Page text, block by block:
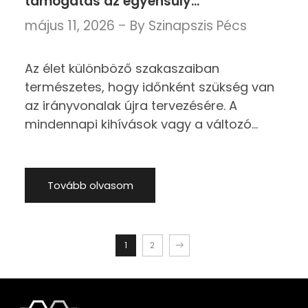
megteremtésében
május 11, 2026 By Szinapszis Pécs
Az élet különböző szakaszaiban
természetes, hogy időnként szükség van
az irányvonalak újra tervezésére. A
mindennapi kihívások vagy a változó
ritmust és működést. Sokan érzik úgy,
Tovább olvasom
1 2